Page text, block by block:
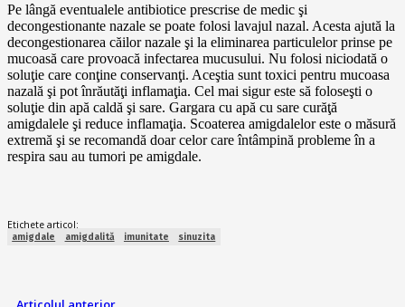
Pe lângă eventualele antibiotice prescrise de medic şi
decongestionante nazale se poate folosi lavajul nazal. Acesta ajută la
decongestionarea căilor nazale şi la eliminarea particulelor prinse pe
mucoasă care provoacă infectarea mucusului. Nu folosi niciodată o
soluţie care conţine conservanţi. Aceştia sunt toxici pentru mucoasa
nazală şi pot înrăutăţi inflamaţia. Cel mai sigur este să foloseşti o
soluţie din apă caldă şi sare. Gargara cu apă cu sare curăţă
amigdalele şi reduce inflamaţia. Scoaterea amigdalelor este o măsură
extremă şi se recomandă doar celor care întâmpină probleme în a
respira sau au tumori pe amigdale.
Etichete articol:
amigdale amigdalită imunitate sinuzita